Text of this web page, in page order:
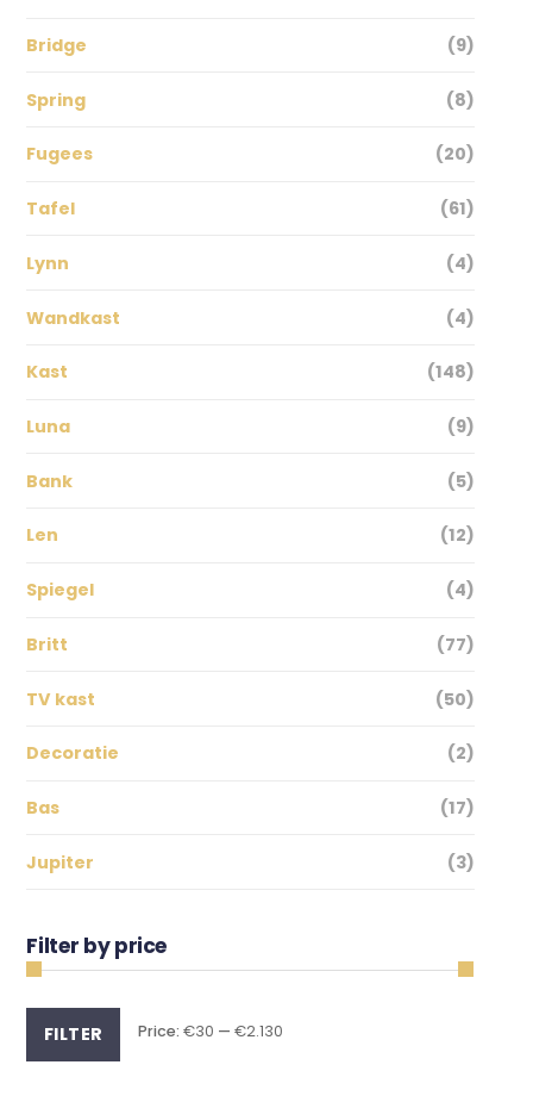
Bridge (9)
Spring (8)
Fugees (20)
Tafel (61)
Lynn (4)
Wandkast (4)
Kast (148)
Luna (9)
Bank (5)
Len (12)
Spiegel (4)
Britt (77)
TV kast (50)
Decoratie (2)
Bas (17)
Jupiter (3)
Filter by price
FILTER Price:€30 —€2.130